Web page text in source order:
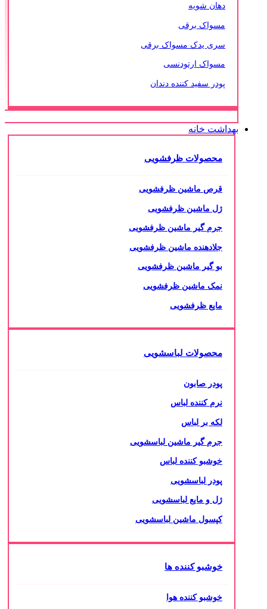
دهان شویه
مسواک برقی
سری یدک مسواک برقی
مسواک ارتودنسی
پودر سفید کننده دندان
بهداشت خانه
محصولات ظرفشویی
قرص ماشین ظرفشویی
ژل ماشین ظرفشویی
جرم گیر ماشین ظرفشویی
جلادهنده ماشین ظرفشویی
بو گیر ماشین ظرفشویی
نمک ماشین ظرفشویی
مایع ظرفشویی
محصولات لباسشویی
پودر صابون
نرم کننده لباس
لکه بر لباس
جرم گیر ماشین لباسشویی
خوشبو کننده لباس
پودر لباسشویی
ژل و مایع لباسشویی
کپسول ماشین لباسشویی
خوشبو کننده ها
خوشبو کننده هوا